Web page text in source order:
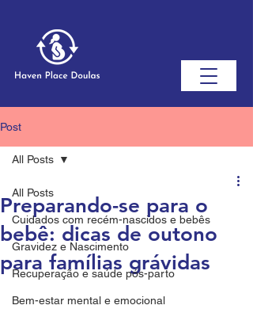
Post
All Posts
Cuidados com recém-nascidos e bebês
Gravidez e Nascimento
Recuperação e saúde pós-parto
Bem-estar mental e emocional
All Posts
Preparando-se para o
bebê: dicas de outono
para famílias grávidas